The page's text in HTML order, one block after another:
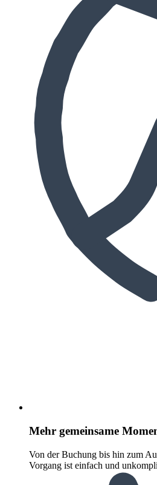
Mehr gemeinsame
Von der Buchung bis hin zum
Vorgang ist einfach und